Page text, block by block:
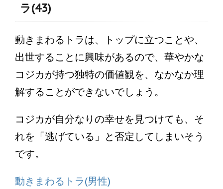
ラ(43)
動きまわるトラは、トップに立つことや、
出世することに興味があるので、華やかな
コジカが持つ独特の価値観を、なかなか理
解することができないでしょう。
コジカが自分なりの幸せを見つけても、そ
れを「逃げている」と否定してしまいそう
です。
動きまわるトラ(男性)